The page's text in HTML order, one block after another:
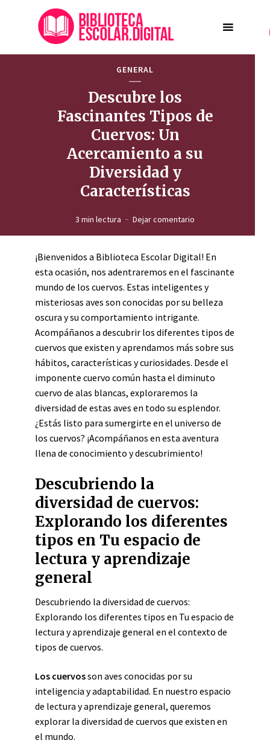
GENERAL
Descubre los
Fascinantes Tipos de
Cuervos: Un
Acercamiento a su
Diversidad y
Características
3 min lectura Dejar comentario
¡Bienvenidos a Biblioteca Escolar Digital! En
esta ocasión, nos adentraremos en el fascinante
mundo de los cuervos. Estas inteligentes y
misteriosas aves son conocidas por su belleza
oscura y su comportamiento intrigante.
Acompáñanos a descubrir los diferentes tipos de
cuervos que existen y aprendamos más sobre sus
hábitos, características y curiosidades. Desde el
imponente cuervo común hasta el diminuto
cuervo de alas blancas, exploraremos la
diversidad de estas aves en todo su esplendor.
¿Estás listo para sumergirte en el universo de
los cuervos? ¡Acompáñanos en esta aventura
llena de conocimiento y descubrimiento!
Descubriendo la
diversidad de cuervos:
Explorando los diferentes
tipos en Tu espacio de
lectura y aprendizaje
general
Descubriendo la diversidad de cuervos:
Explorando los diferentes tipos en Tu espacio de
lectura y aprendizaje general en el contexto de
tipos de cuervos.
Los cuervosson aves conocidas por su
inteligencia y adaptabilidad. En nuestro espacio
de lectura y aprendizaje general, queremos
explorar la diversidad de cuervos que existen en
el mundo.